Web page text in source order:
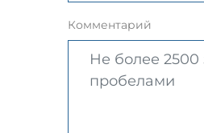
Комментарий